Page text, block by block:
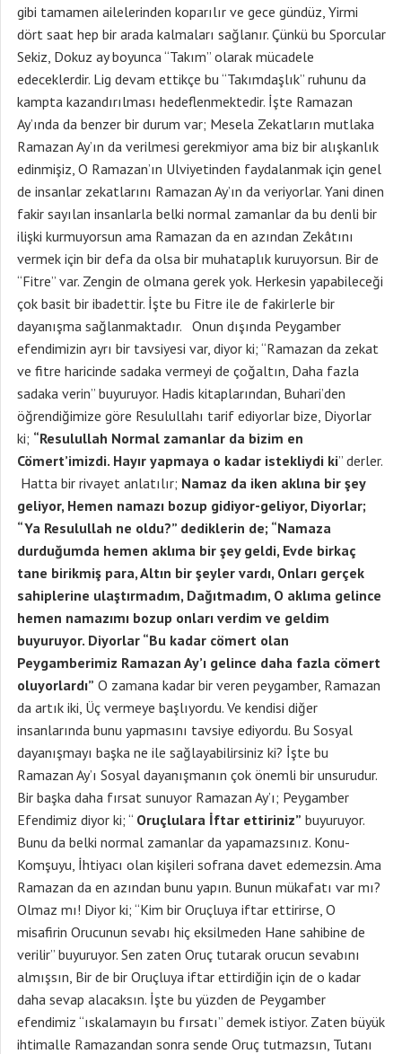
gibi tamamen ailelerinden koparılır ve gece gündüz, Yirmi
dört saat hep bir arada kalmaları sağlanır. Çünkü bu Sporcular
Sekiz, Dokuz ay boyunca “Takım” olarak mücadele
edeceklerdir. Lig devam ettikçe bu “Takımdaşlık” ruhunu da
kampta kazandırılması hedeflenmektedir. İşte Ramazan
Ay’ında da benzer bir durum var; Mesela Zekatların mutlaka
Ramazan Ay’ın da verilmesi gerekmiyor ama biz bir alışkanlık
edinmişiz, O Ramazan’ın Ulviyetinden faydalanmak için genel
de insanlar zekatlarını Ramazan Ay’ın da veriyorlar. Yani dinen
fakir sayılan insanlarla belki normal zamanlar da bu denli bir
ilişki kurmuyorsun ama Ramazan da en azından Zekâtını
vermek için bir defa da olsa bir muhataplık kuruyorsun. Bir de
“Fitre” var. Zengin de olmana gerek yok. Herkesin yapabileceği
çok basit bir ibadettir. İşte bu Fitre ile de fakirlerle bir
dayanışma sağlanmaktadır. Onun dışında Peygamber
efendimizin ayrı bir tavsiyesi var, diyor ki; “Ramazan da zekat
ve fitre haricinde sadaka vermeyi de çoğaltın, Daha fazla
sadaka verin” buyuruyor. Hadis kitaplarından, Buhari’den
öğrendiğimize göre Resulullahı tarif ediyorlar bize, Diyorlar
ki; “Resulullah Normal zamanlar da bizim en
Cömert’imizdi. Hayır yapmaya o kadar istekliydi ki” derler.
Hatta bir rivayet anlatılır; Namaz da iken aklına bir şey
geliyor, Hemen namazı bozup gidiyor-geliyor, Diyorlar;
“Ya Resulullah ne oldu?” dediklerin de; “Namaza
durduğumda hemen aklıma bir şey geldi, Evde birkaç
tane birikmiş para, Altın bir şeyler vardı, Onları gerçek
sahiplerine ulaştırmadım, Dağıtmadım, O aklıma gelince
hemen namazımı bozup onları verdim ve geldim
buyuruyor. Diyorlar “Bu kadar cömert olan
Peygamberimiz Ramazan Ay’ı gelince daha fazla cömert
oluyorlardı” O zamana kadar bir veren peygamber, Ramazan
da artık iki, Üç vermeye başlıyordu. Ve kendisi diğer
insanlarında bunu yapmasını tavsiye ediyordu. Bu Sosyal
dayanışmayı başka ne ile sağlayabilirsiniz ki? İşte bu
Ramazan Ay’ı Sosyal dayanışmanın çok önemli bir unsurudur.
Bir başka daha fırsat sunuyor Ramazan Ay’ı; Peygamber
Efendimiz diyor ki; “ Oruçlulara İftar ettiriniz” buyuruyor.
Bunu da belki normal zamanlar da yapamazsınız. Konu-
Komşuyu, İhtiyacı olan kişileri sofrana davet edemezsin. Ama
Ramazan da en azından bunu yapın. Bunun mükafatı var mı?
Olmaz mı! Diyor ki; “Kim bir Oruçluya iftar ettirirse, O
misafirin Orucunun sevabı hiç eksilmeden Hane sahibine de
verilir” buyuruyor. Sen zaten Oruç tutarak orucun sevabını
almışsın, Bir de bir Oruçluya iftar ettirdiğin için de o kadar
daha sevap alacaksın. İşte bu yüzden de Peygamber
efendimiz “ıskalamayın bu fırsatı” demek istiyor. Zaten büyük
ihtimalle Ramazandan sonra sende Oruç tutmazsın, Tutanı